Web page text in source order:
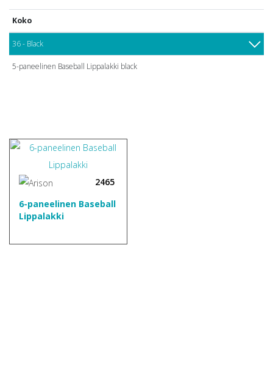
Koko
36 - Black
5-paneelinen Baseball Lippalakki black
2465
6-paneelinen Baseball
Lippalakki